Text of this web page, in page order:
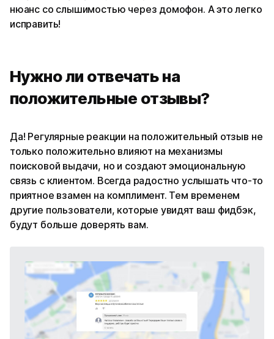
нюанс со слышимостью через домофон. А это легко
исправить!
Нужно ли отвечать на
положительные отзывы?
Да! Регулярные реакции на положительный отзыв не
только положительно влияют на механизмы
поисковой выдачи, но и создают эмоциональную
связь с клиентом. Всегда радостно услышать что-то
приятное взамен на комплимент. Тем временем
другие пользователи, которые увидят ваш фидбэк,
будут больше доверять вам.